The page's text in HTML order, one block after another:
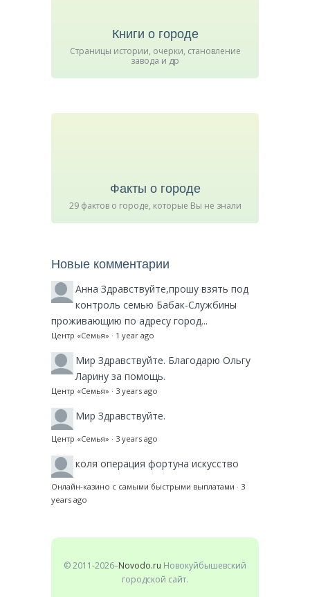
Книги о городе
Страницы истории, очерки, становление
завода и др
Факты о городе
29 фактов о городе, которые Вы не знали
Новые комментарии
Анна Здравствуйте,прошу взять под
контроль семью Бабак-Службины
проживающию по адресу город...
Центр «Семья» · 1 year ago
Мир Здравствуйте. Благодарю Ольгу
Ларину за помощь.
Центр «Семья» · 3 years ago
Мир Здравствуйте.
Центр «Семья» · 3 years ago
коля операция фортуна искусство
Онлайн-казино с самыми быстрыми выплатами · 3
years ago
© 2011-2026–Novodo.ru Новокуйбышевский
городской сайт.